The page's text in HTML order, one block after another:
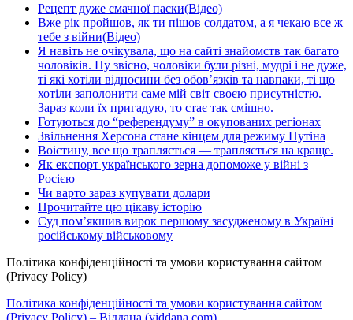
Рецепт дуже смачної паски(Відео)
Вже рік пройшов, як ти пішов солдатом, а я чекаю все ж
тебе з війни(Відео)
Я навіть не очікувала, що на сайті знайомств так багато
чоловіків. Ну звісно, чоловіки були різні, мудрі і не дуже,
ті які хотіли відносини без обов’язків та навпаки, ті що
хотіли заполонити саме мій світ своєю присутністю.
Зараз коли їх пригадую, то стає так смішно.
Готуються до “референдуму” в окупованих регіонах
Звільнення Херсона стане кінцем для режиму Путіна
Воістину, все що трапляється — трапляється на краще.
Як експорт українського зерна допоможе у війні з
Росією
Чи варто зараз купувати долари
Прочитайте цю цікаву історію
Суд пом’якшив вирок першому засудженому в Україні
російському військовому
Політика конфіденційності та умови користування сайтом
(Privacy Policy)
Політика конфіденційності та умови користування сайтом
(Privacy Policy) – Віддана (viddana.com)